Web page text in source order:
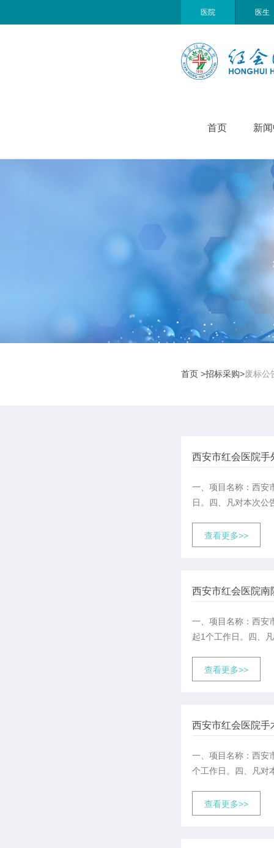
医院 医生
首页 新
首页 >招标采购>废标公
西安市红会医院手
一、项目名称：西安
日。四、凡对本次
查看更多>>
西安市红会医院南
一、项目名称：西安
起1个工作日。四、
查看更多>>
西安市红会医院手
一、项目名称：西安
个工作日。四、凡对
查看更多>>